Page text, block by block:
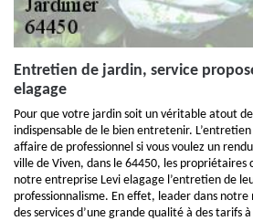
Entretien de jardin, service
elagage
Pour que votre jardin soit un véritable atout
indispensable de le bien entretenir.
affaire de professionnel si vous voulez un
ville de Viven, dans le 64450, les propriétaires
notre entreprise Levi elagage l’entretien de
professionnalisme. En effet, leader dans notre
des services d’une grande qualité à des tarifs